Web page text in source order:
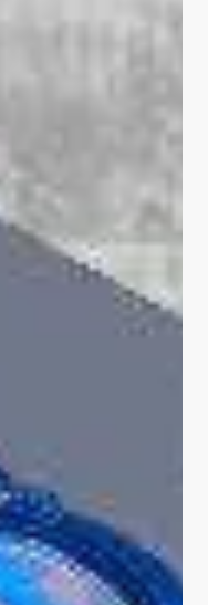
gemeinsam mit
Stadtrates und mit dem